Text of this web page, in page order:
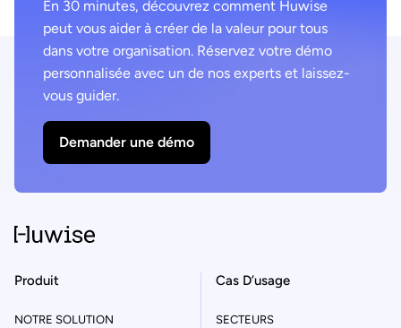
En 30 minutes, découvrez comment Huwise
peut vous aider à créer de la valeur pour tous
dans votre organisation. Réservez votre démo
personnalisée avec un de nos experts et laissez-
vous guider.
Demander une démo
Produit
NOTRE SOLUTION
Cas D’usage
SECTEURS